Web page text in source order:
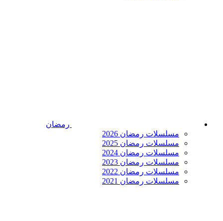
رمضان
مسلسلات رمضان 2026
مسلسلات رمضان 2025
مسلسلات رمضان 2024
مسلسلات رمضان 2023
مسلسلات رمضان 2022
مسلسلات رمضان 2021